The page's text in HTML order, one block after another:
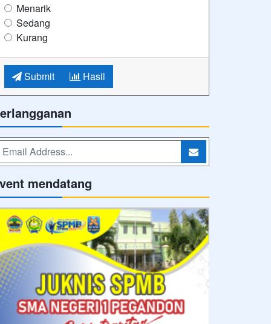
Menarik
Sedang
Kurang
Submit Hasil
mendatang